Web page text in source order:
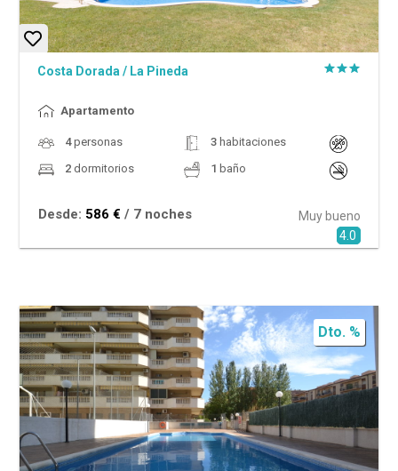
Costa Dorada / La Pineda
Apartamento
4personas 3habitaciones
2dormitorios 1 baño
Desde: 586 € / 7 noches
Muy bueno
4.0
Dto. %